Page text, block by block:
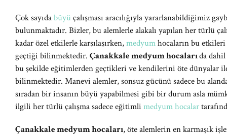
Çok sayıdabüyü çalışması aracılığıyla yararlanabildiğimiz
bulunmaktadır. Bizler, bu alemlerle alakalı yapılan her türlü
kadar özel etkilerle karşılaşırken,medyumhocaların bu
geçtiği bilinmektedir. Çanakkale medyum hocalarıda
bu şekilde eğitimlerden geçtikleri ve kendilerini öte dünyalar
bilinmektedir. Manevi alemler, sonsuz gücünü sadece bu
sıradan bir insanın büyü yapabilmesi gibi bir durum asla
ilgili her türlü çalışma sadece eğitimli medyum hocalar
Çanakkale medyum hocaları, öte alemlerin en karmaşık